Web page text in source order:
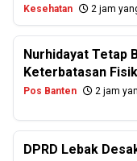
Kesehatan 2 jam
Nurhidayat Tetap
Keterbatasan Fisik
Pos Banten 2 jam
DPRD Lebak